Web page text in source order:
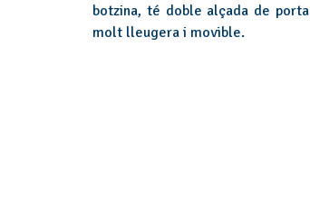
botzina, té doble alçada de
molt lleugera i movible.